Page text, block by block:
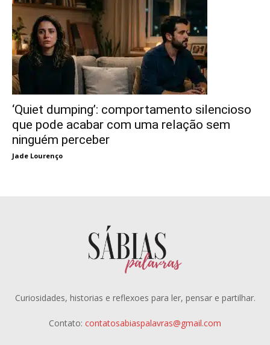
‘Quiet dumping’: comportamento silencioso
que pode acabar com uma relação sem
ninguém perceber
Jade Lourenço
Curiosidades, historias e reflexoes para ler, pensar e partilhar.
Contato: contatosabiaspalavras@gmail.com